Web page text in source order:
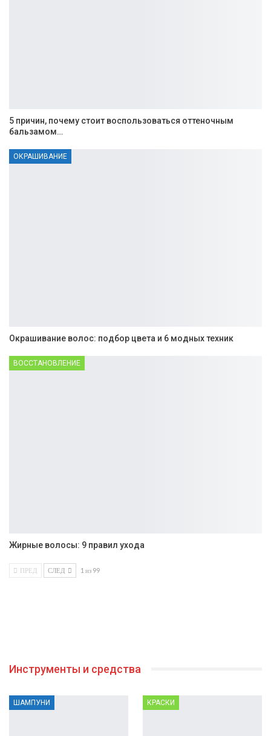
5 причин, почему стоит воспользоваться оттеночным
бальзамом…
ОКРАШИВАНИЕ
Окрашивание волос: подбор цвета и 6 модных техник
ВОССТАНОВЛЕНИЕ
Жирные волосы: 9 правил ухода
ПРЕД СЛЕД 1 из 99
Инструменты и средства
ШАМПУНИ КРАСКИ